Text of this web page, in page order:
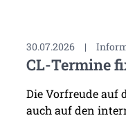
30.07.2026 |
CL-Termine
Die Vorfreude auf
auch auf den